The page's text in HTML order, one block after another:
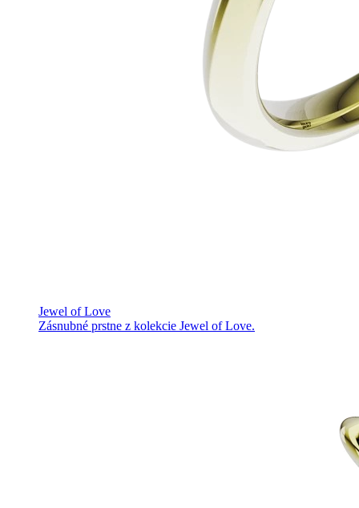
Jewel of Love
Zásnubné prstne z kolekcie Jewel of Love.